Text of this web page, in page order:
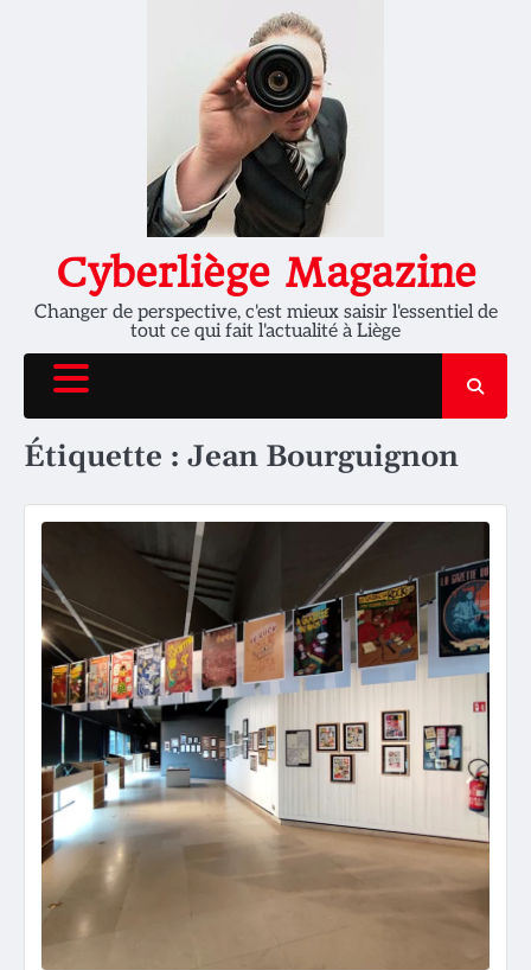
Cyberliège Magazine
Changer de perspective, c'est mieux saisir l'essentiel de
tout ce qui fait l'actualité à Liège
Étiquette : Jean Bourguignon